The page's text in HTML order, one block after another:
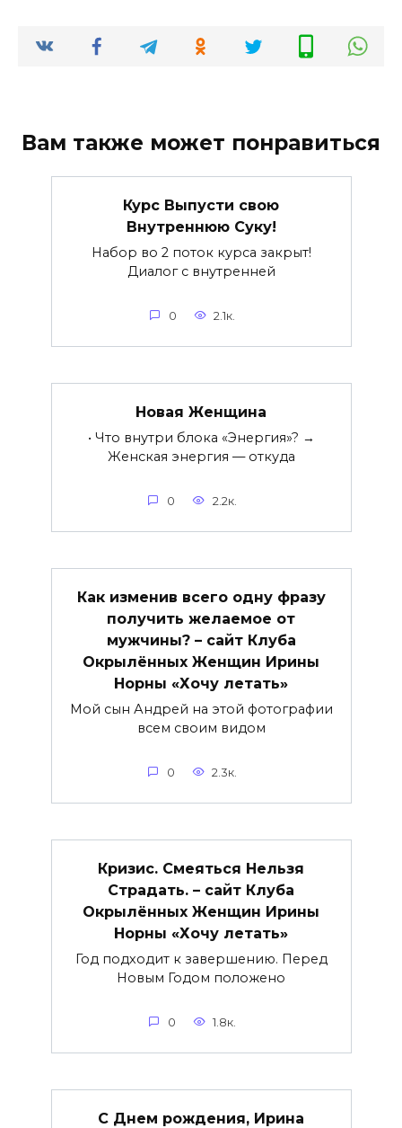
Вам также может понравиться
Курс Выпусти свою
Внутреннюю Суку!
Набор во 2 поток курса закрыт!
Диалог с внутренней
0 2.1к.
Новая Женщина
• Что внутри блока «Энергия»? →
Женская энергия — откуда
0 2.2к.
Как изменив всего одну фразу
получить желаемое от
мужчины? – сайт Клуба
Окрылённых Женщин Ирины
Норны «Хочу летать»
Мой сын Андрей на этой фотографии
всем своим видом
0 2.3к.
Кризис. Смеяться Нельзя
Страдать. – сайт Клуба
Окрылённых Женщин Ирины
Норны «Хочу летать»
Год подходит к завершению. Перед
Новым Годом положено
0 1.8к.
С Днем рождения, Ирина